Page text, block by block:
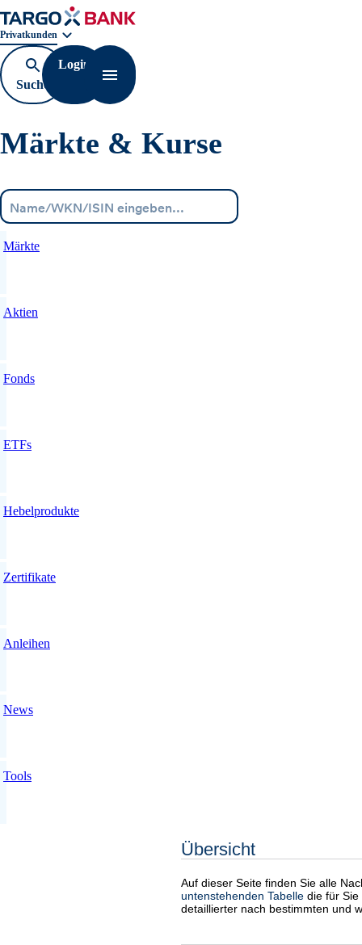
Geschäftsbereichnavigation. Aktuelle Auswahl:
Privatkunden
Suche
öffnen
Login
Navigation öffnen
Märkte & Kurse
Märkte
Aktien
Fonds
ETFs
Hebelprodukte
Zertifikate
Anleihen
News
Tools
Übersicht
Auf dieser Seite finden Sie alle
untenstehenden Tabelle die für
detaillierter nach bestimmten und